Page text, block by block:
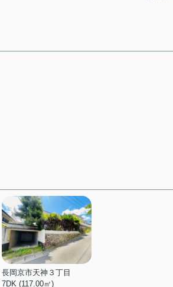
長岡京市天神３丁目
7DK (117.00㎡)